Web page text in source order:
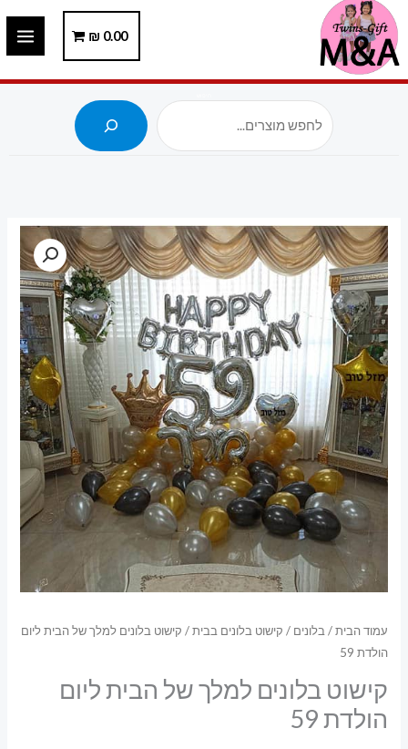
דילוג
לתוכן
0.00
₪
עמוד הבית/ בלונים / קישוט בלונים בבית/ קישוט בלונים למלך של הבית ליום
הולדת 59
קישוט בלונים למלך של הבית ליום
הולדת 59